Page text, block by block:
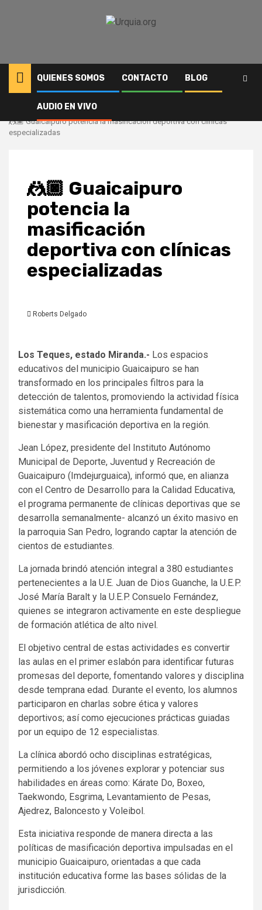
QUIENES SOMOS CONTACTO BLOG
AUDIO EN VIVO
Deportes
🤼🏿 Guaicaipuro potencia la masificación deportiva con clínicas
especializadas
🤼🏿 Guaicaipuro
potencia la
masificación
deportiva con clínicas
especializadas
Roberts Delgado
Los Teques, estado Miranda.- Los espacios
educativos del municipio Guaicaipuro se han
transformado en los principales filtros para la
detección de talentos, promoviendo la actividad física
sistemática como una herramienta fundamental de
bienestar y masificación deportiva en la región.
Jean López, presidente del Instituto Autónomo
Municipal de Deporte, Juventud y Recreación de
Guaicaipuro (Imdejurguaica), informó que, en alianza
con el Centro de Desarrollo para la Calidad Educativa,
el programa permanente de clínicas deportivas que se
desarrolla semanalmente- alcanzó un éxito masivo en
la parroquia San Pedro, logrando captar la atención de
cientos de estudiantes.
La jornada brindó atención integral a 380 estudiantes
pertenecientes a la U.E. Juan de Dios Guanche, la U.E.P.
José María Baralt y la U.E.P. Consuelo Fernández,
quienes se integraron activamente en este despliegue
de formación atlética de alto nivel.
El objetivo central de estas actividades es convertir
las aulas en el primer eslabón para identificar futuras
promesas del deporte, fomentando valores y disciplina
desde temprana edad. Durante el evento, los alumnos
participaron en charlas sobre ética y valores
deportivos; así como ejecuciones prácticas guiadas
por un equipo de 12 especialistas.
La clínica abordó ocho disciplinas estratégicas,
permitiendo a los jóvenes explorar y potenciar sus
habilidades en áreas como: Kárate Do, Boxeo,
Taekwondo, Esgrima, Levantamiento de Pesas,
Ajedrez, Baloncesto y Voleibol.
Esta iniciativa responde de manera directa a las
políticas de masificación deportiva impulsadas en el
municipio Guaicaipuro, orientadas a que cada
institución educativa forme las bases sólidas de la
jurisdicción.